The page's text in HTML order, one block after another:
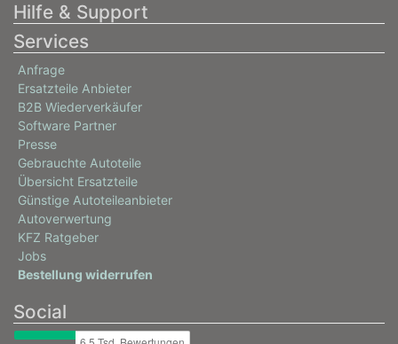
Hilfe & Support
Services
Anfrage
Ersatzteile Anbieter
B2B Wiederverkäufer
Software Partner
Presse
Gebrauchte Autoteile
Übersicht Ersatzteile
Günstige Autoteileanbieter
Autoverwertung
KFZ Ratgeber
Jobs
Bestellung widerrufen
Social